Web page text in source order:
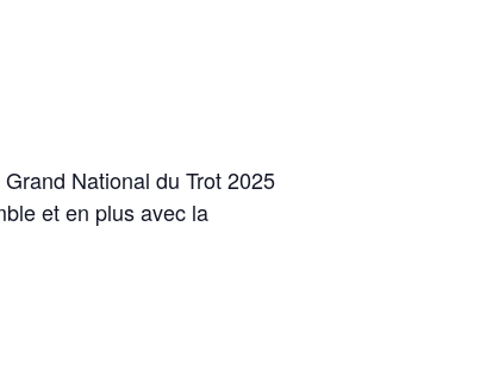
National du Trot 2025
et en plus avec la